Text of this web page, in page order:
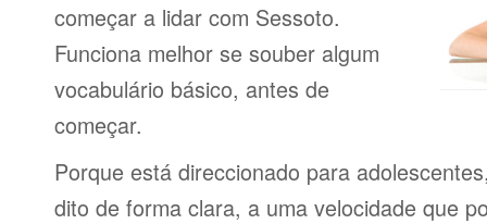
começar a lidar com Sessoto.
Funciona melhor se souber algum
vocabulário básico, antes de
começar.
Porque está direccionado para
dito de forma clara, a uma velocidade que